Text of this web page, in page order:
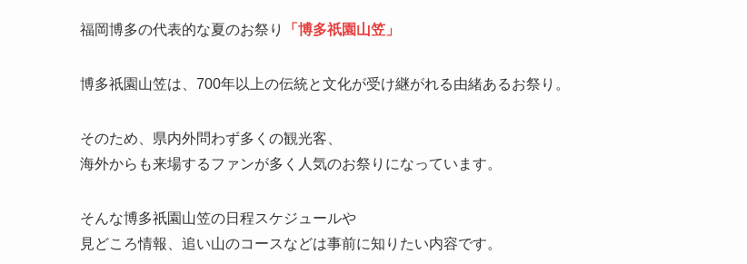
福岡博多の代表的な夏のお祭り 「博多祇園山笠」
博多祇園山笠は、700年以上の伝統と文化が受け継がれる由緒あるお祭り。
そのため、県内外問わず多くの観光客、
海外からも来場するファンが多く人気のお祭りになっています。
そんな博多祇園山笠の日程スケジュールや
見どころ情報、追い山のコースなどは事前に知りたい内容です。